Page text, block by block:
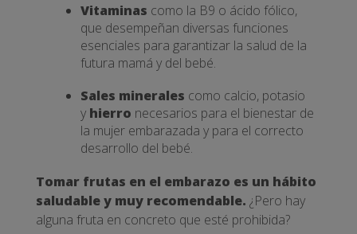
Vitaminas como la B9 o ácido fólico,
que desempeñan diversas funciones
esenciales para garantizar la salud de la
futura mamá y del bebé.
Sales minerales como calcio, potasio
y hierro necesarios para el bienestar de
la mujer embarazada y para el correcto
desarrollo del bebé.
Tomar frutas en el embarazo es un hábito
saludable y muy recomendable. ¿Pero hay
alguna fruta en concreto que esté prohibida?